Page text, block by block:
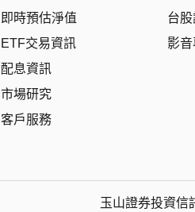
即時預估淨值
ETF交易資訊
配息資訊
市場研究
客戶服務
台
影音
玉山證券投資